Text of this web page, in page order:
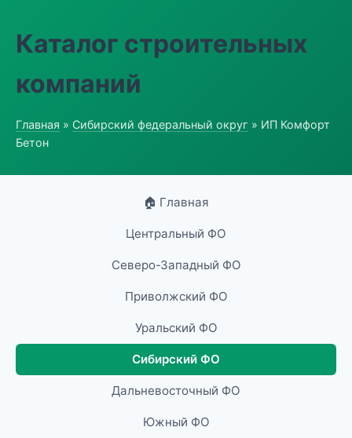
Каталог строительных
компаний
Главная » Сибирский федеральный округ » ИП Комфорт
Бетон
🏠 Главная
Центральный ФО
Северо-Западный ФО
Приволжский ФО
Уральский ФО
Сибирский ФО
Дальневосточный ФО
Южный ФО